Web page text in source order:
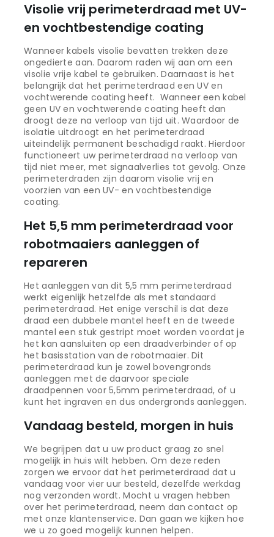
Visolie vrij perimeterdraad met UV-
en vochtbestendige coating
Wanneer kabels visolie bevatten trekken deze
ongedierte aan. Daarom raden wij aan om een
visolie vrije kabel te gebruiken. Daarnaast is het
belangrijk dat het perimeterdraad een UV en
vochtwerende coating heeft. Wanneer een kabel
geen UV en vochtwerende coating heeft dan
droogt deze na verloop van tijd uit. Waardoor de
isolatie uitdroogt en het perimeterdraad
uiteindelijk permanent beschadigd raakt. Hierdoor
functioneert uw perimeterdraad na verloop van
tijd niet meer, met signaalverlies tot gevolg. Onze
perimeterdraden zijn daarom visolie vrij en
voorzien van een UV- en vochtbestendige
coating.
Het 5,5 mm perimeterdraad voor
robotmaaiers aanleggen of
repareren
Het aanleggen van dit 5,5 mm perimeterdraad
werkt eigenlijk hetzelfde als met standaard
perimeterdraad. Het enige verschil is dat deze
draad een dubbele mantel heeft en de tweede
mantel een stuk gestript moet worden voordat je
het kan aansluiten op een draadverbinder of op
het basisstation van de robotmaaier. Dit
perimeterdraad kun je zowel bovengronds
aanleggen met de daarvoor speciale
draadpennen voor 5,5mm perimeterdraad, of u
kunt het ingraven en dus ondergronds aanleggen.
Vandaag besteld, morgen in huis
We begrijpen dat u uw product graag zo snel
mogelijk in huis wilt hebben. Om deze reden
zorgen we ervoor dat het perimeterdraad dat u
vandaag voor vier uur besteld, dezelfde werkdag
nog verzonden wordt. Mocht u vragen hebben
over het perimeterdraad, neem dan contact op
met onze klantenservice. Dan gaan we kijken hoe
we u zo goed mogelijk kunnen helpen.